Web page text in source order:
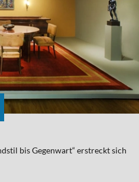
bis Gegenwart“ erstreckt sich